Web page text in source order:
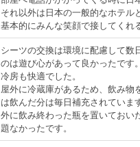
それ以外は日本の一般的なホテル
基本的にみんな笑顔で接してくれ
シーツの交換は環境に配慮して数
のは遊び心があって良かったです
冷房も快適でした。
屋外に冷蔵庫があるため、飲み物
は飲んだ分は毎日補充されていま
外に飲み終わった瓶を置いておい
題なかったです。